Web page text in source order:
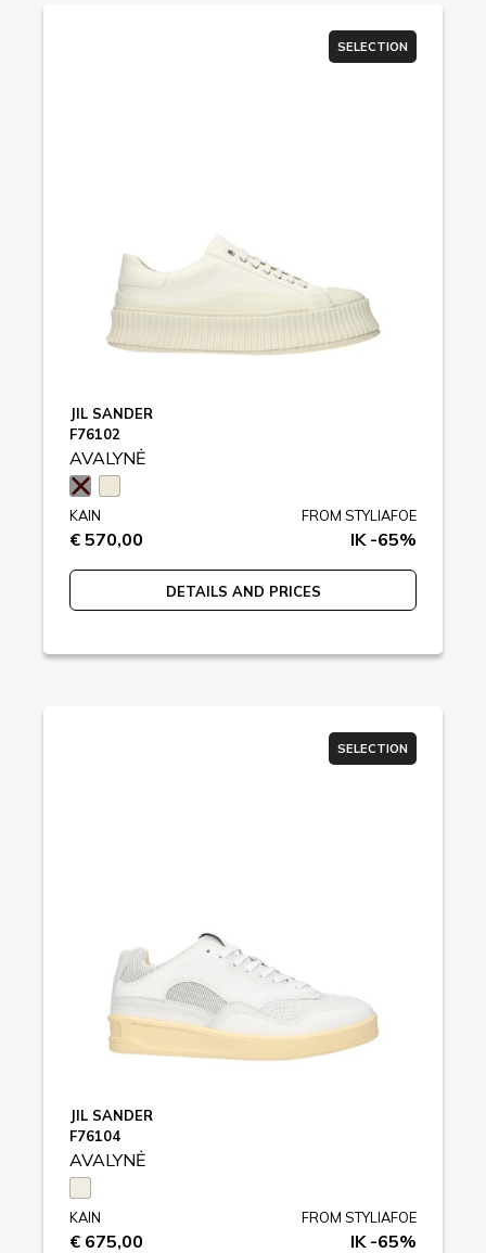
SELECTION
JIL SANDER
F76102
AVALYNĖ
KAIN
€ 570,00
FROM STYLIAFOE
IK -65%
DETAILS AND PRICES
SELECTION
JIL SANDER
F76104
AVALYNĖ
KAIN
€ 675,00
FROM STYLIAFOE
IK -65%